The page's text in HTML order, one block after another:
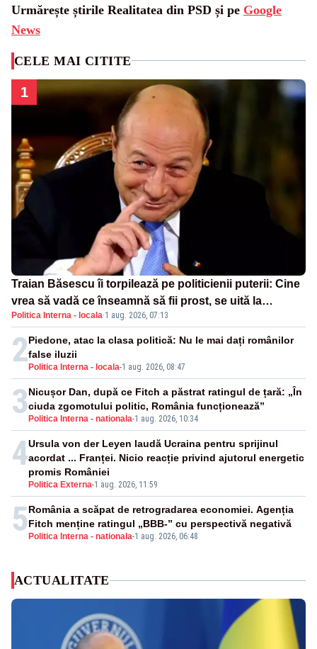
Urmărește știrile Realitatea din PSD și pe Google
News
CELE MAI CITITE
1
Traian Băsescu îi torpilează pe politicienii puterii: Cine
vrea să vadă ce înseamnă să fii prost, se uită la
România
Politica Interna - locala·1 aug. 2026, 07:13
2 Politica Interna - locala-1 aug. 2026, 08:47
Piedone, atac la clasa politică: Nu le mai dați românilor
false iluzii
3 Politica Interna - nationala-1 aug. 2026, 10:34
Nicușor Dan, după ce Fitch a păstrat ratingul de țară: „În
ciuda zgomotului politic, România funcționează”
4
Politica Externa-1 aug. 2026, 11:59
Ursula von der Leyen laudă Ucraina pentru sprijinul
acordat ... Franței. Nicio reacție privind ajutorul energetic
promis României
5 Politica Interna - nationala-1 aug. 2026, 06:48
România a scăpat de retrogradarea economiei. Agenția
Fitch menține ratingul „BBB-” cu perspectivă negativă
ACTUALITATE